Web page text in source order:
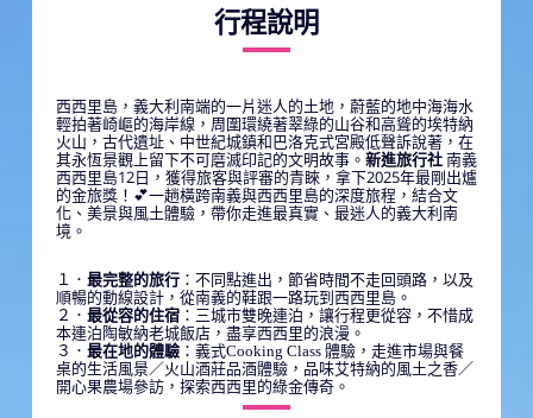
行程說明
西西里島，義大利南端的一片迷人的土地，蔚藍的地中海海水
輕拍著崎嶇的海岸線，周圍環繞著翠綠的山谷和高聳的埃特納
火山，古代遺址、中世紀城鎮和巴洛克式宮殿低聲訴說著，在
其永恆景觀上留下不可磨滅印記的文明故事。 新進旅行社南義
西西里島12日，獲得旅客與評審的青睞，拿下2025年最剛出爐
的金旅獎！💕一趟橫跨南義與西西里島的深度旅程，結合文
化、美景與風土體驗，帶你走進最真實、最迷人的義大利南
境。
１． 最完整的旅行：不同點進出，節省時間不走回頭路，以及
順暢的動線設計，從南義的鞋跟一路玩到西西里島。
２． 最從容的住宿：三城市雙晚連泊，讓行程更從容，不惜成
本連泊陶敏納老城飯店，盡享西西里的浪漫。
３． 最在地的體驗：義式Cooking Class 體驗，走進市場與餐
桌的生活風景／火山酒莊品酒體驗，品味艾特納的風土之香／
開心果農場參訪，探索西西里的綠金傳奇。